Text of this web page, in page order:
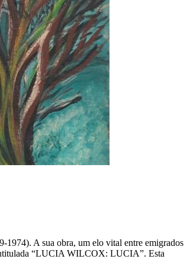
A sua obra, um elo vital entre emigrados
intitulada “LUCIA WILCOX: LUCIA”. Esta